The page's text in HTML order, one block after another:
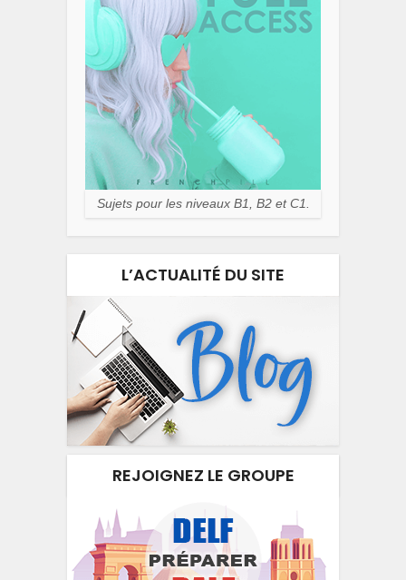
Sujets pour les niveaux B1, B2 et C1.
L’ACTUALITÉ DU SITE
REJOIGNEZ LE GROUPE